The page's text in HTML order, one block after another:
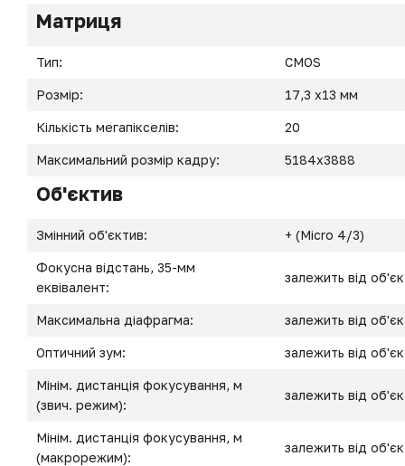
Матриця
Тип: CMOS
Розмір: 17,3 x13 мм
Кількість мегапікселів: 20
Максимальний розмір кадру: 5184x3888
Об'єктив
Змінний об'єктив: + (Micro 4/3)
Фокусна відстань, 35-мм
еквівалент:
залежить від
Максимальна діафрагма: залежить від
Оптичний зум: залежить від
Мінім. дистанція фокусування, м
(звич. режим):
залежить від
Мінім. дистанція фокусування, м
(макрорежим):
залежить від